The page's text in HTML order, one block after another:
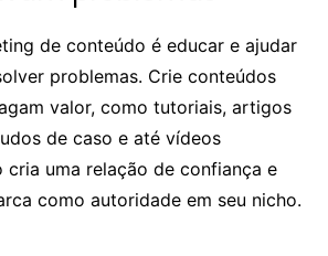
de conteúdo é educar e ajudar
problemas. Crie conteúdos
valor, como tutoriais, artigos
de caso e até vídeos
cria uma relação de confiança e
como autoridade em seu nicho.